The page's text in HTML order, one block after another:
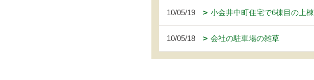
10/05/19 小金井中町住宅で6棟目の上棟
10/05/18 会社の駐車場の雑草